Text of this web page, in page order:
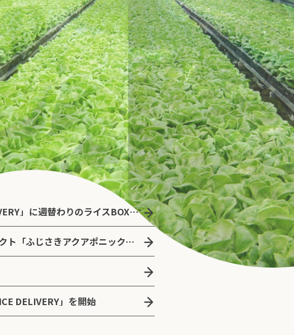
「AQUAMO salad OFFICE DELIVERY」に週替わりのライスBOXとデリサンドが新登場
青森県藤崎町の地方創生プロジェクト「ふじさきアクアポニックスタウン」の立ち上げを支援
DELIVERY」を開始